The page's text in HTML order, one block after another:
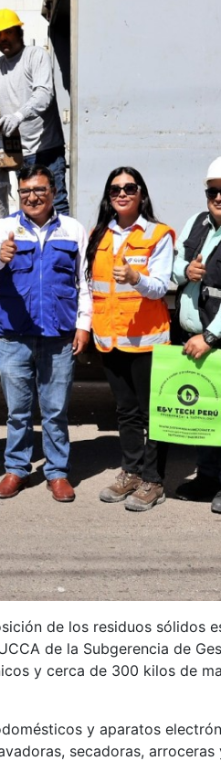
de los residuos sólidos
de la Subgerencia de
y cerca de 300 kilos de
y aparatos
secadoras,